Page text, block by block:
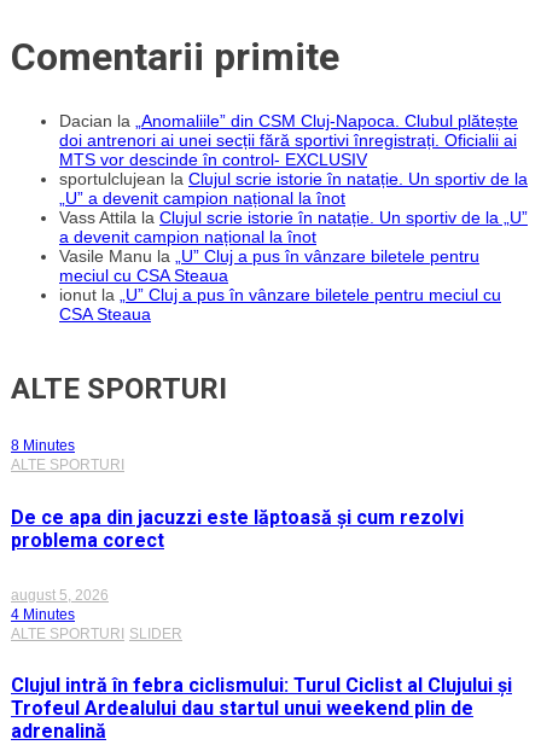
Comentarii primite
Dacian la „Anomaliile” din CSM Cluj-Napoca. Clubul plătește
doi antrenori ai unei secții fără sportivi înregistrați. Oficialii ai
MTS vor descinde în control- EXCLUSIV
sportulclujean la Clujul scrie istorie în natație. Un sportiv de la
„U” a devenit campion național la înot
Vass Attila la Clujul scrie istorie în natație. Un sportiv de la „U”
a devenit campion național la înot
Vasile Manu la „U” Cluj a pus în vânzare biletele pentru
meciul cu CSA Steaua
ionut la „U” Cluj a pus în vânzare biletele pentru meciul cu
CSA Steaua
ALTE SPORTURI
8 Minutes
ALTE SPORTURI
De ce apa din jacuzzi este lăptoasă și cum rezolvi
problema corect
august 5, 2026
4 Minutes
ALTE SPORTURI SLIDER
Clujul intră în febra ciclismului: Turul Ciclist al Clujului și
Trofeul Ardealului dau startul unui weekend plin de
adrenalină